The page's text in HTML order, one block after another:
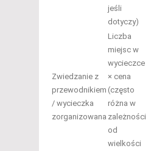
jeśli
dotyczy)
Zwiedzanie z
przewodnikiem
/ wycieczka
zorganizowana
Liczba
miejsc w
wycieczce
× cena
(często
różna w
zależności
od
wielkości